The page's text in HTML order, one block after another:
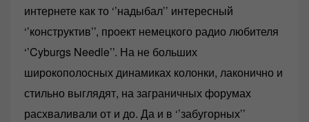
интернете как то ‘’надыбал’’ интересный
‘’конструктив’’, проект немецкого радио любителя
‘’Cyburgs Needle’’. На не больших
широкополосных динамиках колонки, лаконично и
стильно выглядят, на заграничных форумах
расхваливали от и до. Да и в ‘’забугорных’’